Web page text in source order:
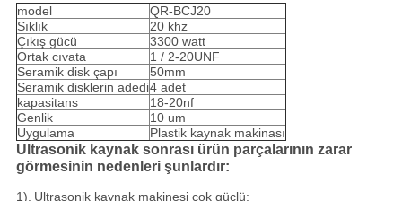
model
QR-BCJ20
Sıklık
20 khz
Çıkış gücü
3300 watt
Ortak cıvata
1 / 2-20UNF
Seramik disk çapı
50mm
Seramik disklerin adedi4 adet
kapasitans
18-20nf
Genlik
10 um
Uygulama
Plastik kaynak makinası
Ultrasonik kaynak sonrası ürün parçalarının zarar
görmesinin nedenleri şunlardır:
1). Ultrasonik kaynak makinesi çok güçlü;